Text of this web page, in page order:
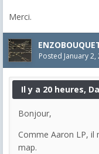
Merci.
Posted January 2,
Il y a 20 heures,
Bonjour,
Comme Aaron LP, il
map.